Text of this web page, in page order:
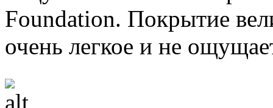
Foundation. Покрытие
очень легкое и не